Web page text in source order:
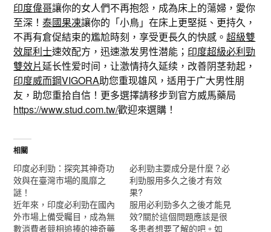
印度偉哥讓你的女人們不再抱怨，成為床上的蕩婦，愛你
至深！泰國果凍讓你的「小鳥」在床上更堅挺、更持久，
不再有倉促結束的尷尬時刻，享受更長久的快感。超級雙
效犀利士速效配方，迅速激发男性潜能； 印度超級必利勁
雙效片延长性爱时间，让激情持久延续，改善阴茎勃起，
印度威而鋼VIGORA助您重现雄风，适用于广大男性朋
友，助您重拾自信！更多選擇請移步到官方威馬藥局
https://www.stud.com.tw/歡迎來選購！
相關
印度必利勁：探究其神奇功
效與在臺灣市場的風靡之
謎！
近年來，印度必利勁在國內
外市場上備受矚目，成為無
數消費者競相追捧的神奇藥
必利勁主要成分是什麼？必
利勁服用多久之後才有效
果?
服用必利勁多久之後才能見
效?關於這個問題應該是很
多患者想要了解的吧。如